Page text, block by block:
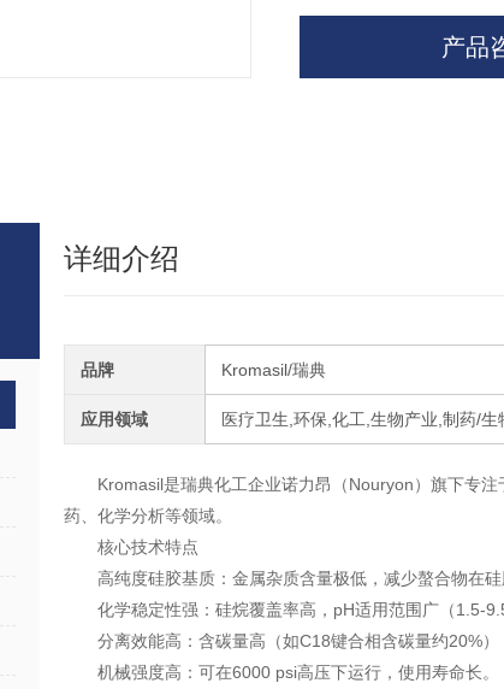
产品
详细介绍
品牌 Kromasil/瑞典
应用领域 医疗卫生,环保,化工,生物产业,制药/生
Kromasil是瑞典化工企业诺力昂（Nouryon）旗下专
药、化学分析等领域。 ‌
核心技术特点
高纯度硅胶基质‌：金属杂质含量极低，减少螯合物在
化学稳定性强‌：硅烷覆盖率高，pH适用范围广（1.5-
分离效能高‌：含碳量高（如C18键合相含碳量约20%
‌机械强度高‌：可在6000 psi高压下运行，使用寿命长。 ‌